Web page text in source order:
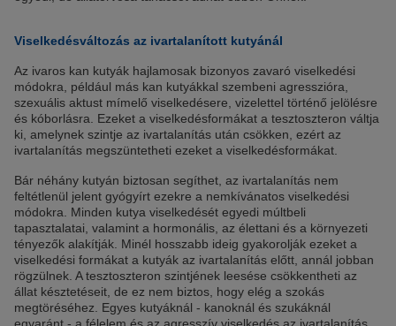
Viselkedésváltozás az ivartalanított kutyánál
Az ivaros kan kutyák hajlamosak bizonyos zavaró viselkedési
módokra, például más kan kutyákkal szembeni agresszióra,
szexuális aktust mímelő viselkedésere, vizelettel történő jelölésre
és kóborlásra. Ezeket a viselkedésformákat a tesztoszteron váltja
ki, amelynek szintje az ivartalanítás után csökken, ezért az
ivartalanítás megszüntetheti ezeket a viselkedésformákat.
Bár néhány kutyán biztosan segíthet, az ivartalanítás nem
feltétlenül jelent gyógyírt ezekre a nemkívánatos viselkedési
módokra. Minden kutya viselkedését egyedi múltbeli
tapasztalatai, valamint a hormonális, az élettani és a környezeti
tényezők alakítják. Minél hosszabb ideig gyakorolják ezeket a
viselkedési formákat a kutyák az ivartalanítás előtt, annál jobban
rögzülnek. A tesztoszteron szintjének leesése csökkentheti az
állat késztetéseit, de ez nem biztos, hogy elég a szokás
megtöréséhez. Egyes kutyáknál - kanoknál és szukáknál